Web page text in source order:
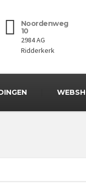
Noordenweg
10
2984 AG
Ridderkerk